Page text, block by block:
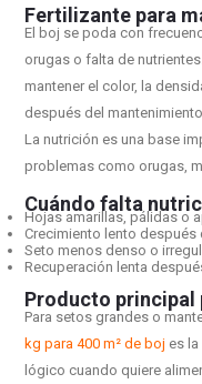
Fertilizante para
El boj se poda con
orugas o falta de
mantener el color, la
después del
La nutrición es una base
problemas como orugas,
Cuándo falta
Hojas amarillas, pálidas o
Crecimiento lento después
Seto menos denso o
Recuperación lenta
Producto principal
Para setos grandes o
kg para 400 m² de boj es
lógico cuando quiere